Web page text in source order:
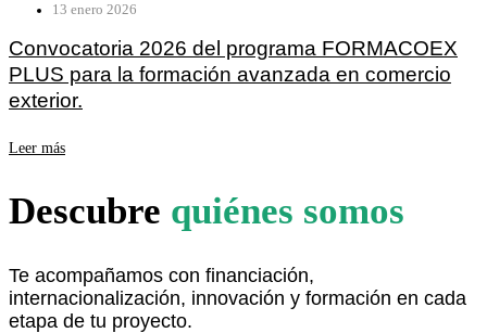
13 enero 2026
Convocatoria 2026 del programa FORMACOEX
PLUS para la formación avanzada en comercio
exterior.
Leer más
Descubre quiénes somos
Te acompañamos con financiación,
internacionalización, innovación y formación en cada
etapa de tu proyecto.